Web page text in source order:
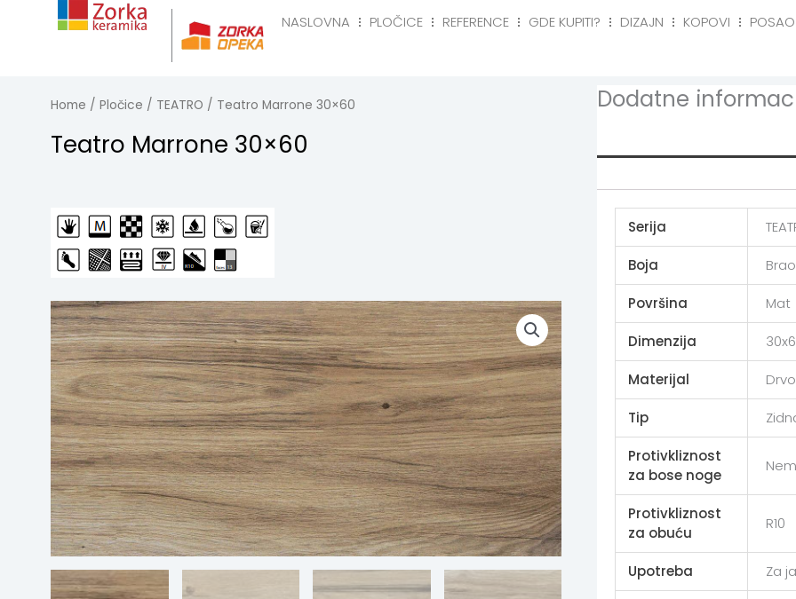
NASLOVNA PLOČICE REFERENCE GDE KUPITI? DIZAJN KOPOVI
POSAO
Naslovna
Home / Pločice / TEATRO / Teatro Marrone 30×60
Teatro Marrone 30×60
Dodatne
Serija
Boja
Površina Mat
Dimenzija
Materijal Drvo
Tip
Protivkliznost
za bose noge
Protivkliznost
za obuću
R10
Upotreba Za